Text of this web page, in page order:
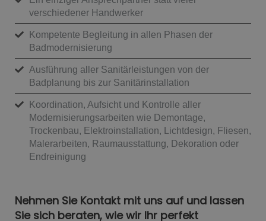
verschiedener Handwerker
Kompetente Begleitung in allen Phasen der
Badmodernisierung
Ausführung aller Sanitärleistungen von der
Badplanung bis zur Sanitärinstallation
Koordination, Aufsicht und Kontrolle aller
Modernisierungsarbeiten wie Demontage,
Trockenbau, Elektroinstallation, Lichtdesign, Fliesen,
Malerarbeiten, Raumausstattung, Dekoration oder
Endreinigung
Nehmen Sie Kontakt mit uns auf und lassen
Sie sich beraten, wie wir Ihr perfekt